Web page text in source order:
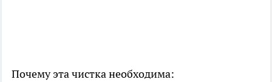
Почему эта чистка необходима: